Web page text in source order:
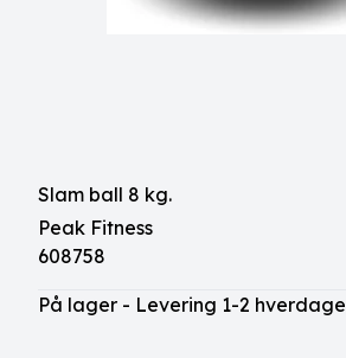
Slam ball 8 kg.
Peak Fitness
608758
På lager - Levering 1-2 hverdage